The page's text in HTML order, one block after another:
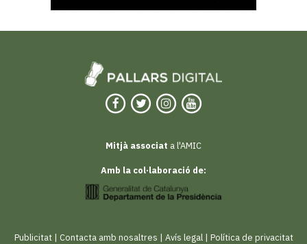
Mitjà associat a l'AMIC
Amb la col·laboració de:
Publicitat| Contacta amb nosaltres | Avís legal| Política de privacitat